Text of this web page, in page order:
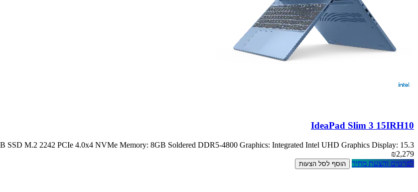
IdeaPad Slim 3 15IRH10
SSD M.2 2242 PCIe 4.0x4 NVMe Memory: 8GB Soldered DDR5-4800 Graphics: Integrated Intel UHD Graphics Display: 15.3
₪2,279
לפרטים והצעת מחיר
הוסף לסל הצעות